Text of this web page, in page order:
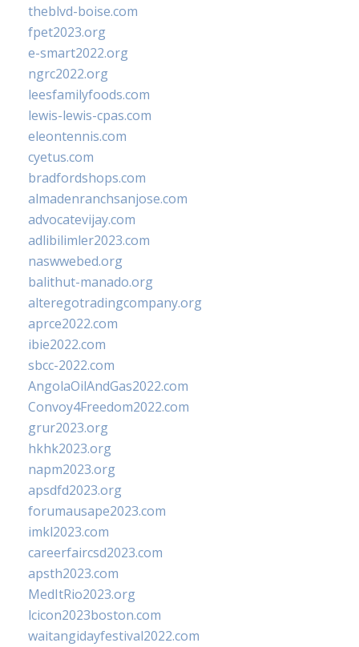
theblvd-boise.com
fpet2023.org
e-smart2022.org
ngrc2022.org
leesfamilyfoods.com
lewis-lewis-cpas.com
eleontennis.com
cyetus.com
bradfordshops.com
almadenranchsanjose.com
advocatevijay.com
adlibilimler2023.com
naswwebed.org
balithut-manado.org
alteregotradingcompany.org
aprce2022.com
ibie2022.com
sbcc-2022.com
AngolaOilAndGas2022.com
Convoy4Freedom2022.com
grur2023.org
hkhk2023.org
napm2023.org
apsdfd2023.org
forumausape2023.com
imkl2023.com
careerfaircsd2023.com
apsth2023.com
MedItRio2023.org
lcicon2023boston.com
waitangidayfestival2022.com